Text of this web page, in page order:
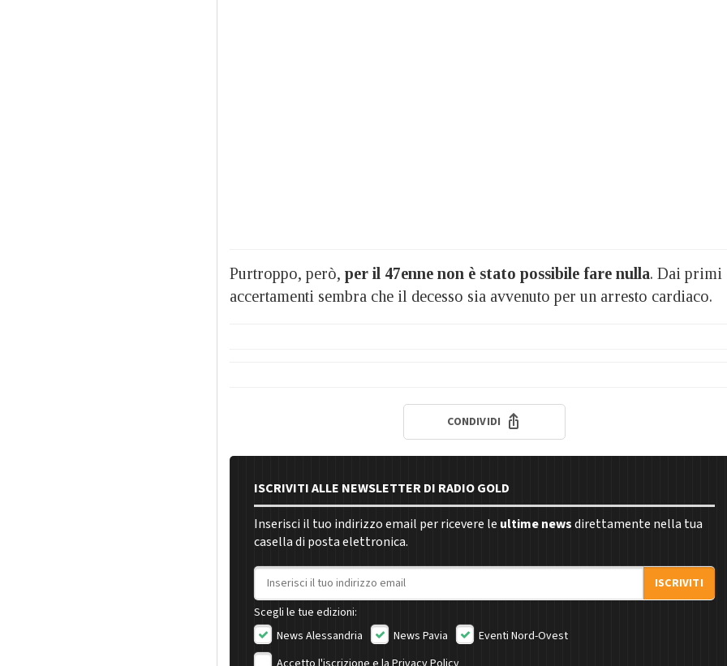
Purtroppo, però, per il 47enne non è stato possibile fare nulla. Dai primi
accertamenti sembra che il decesso sia avvenuto per un arresto cardiaco.
CONDIVIDI
ISCRIVITI ALLE NEWSLETTER DI RADIO GOLD
Inserisci il tuo indirizzo email per ricevere le ultime newsdirettamente nella tua
casella di posta elettronica.
Indirizzo email
ISCRIVITI
Scegli le tue edizioni:
News Alessandria
News Pavia
Eventi Nord-Ovest